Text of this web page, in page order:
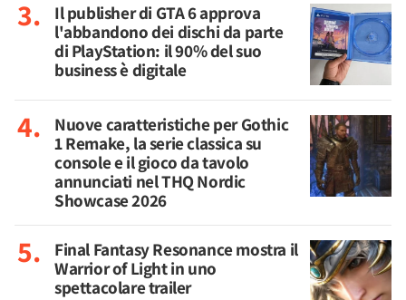
Il publisher di GTA 6 approva
l'abbandono dei dischi da parte
di PlayStation: il 90% del suo
business è digitale
Nuove caratteristiche per Gothic
1 Remake, la serie classica su
console e il gioco da tavolo
annunciati nel THQ Nordic
Showcase 2026
Final Fantasy Resonance mostra il
Warrior of Light in uno
spettacolare trailer